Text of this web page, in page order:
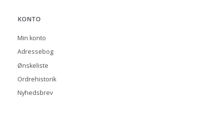
KONTO
Min konto
Adressebog
Ønskeliste
Ordrehistorik
Nyhedsbrev